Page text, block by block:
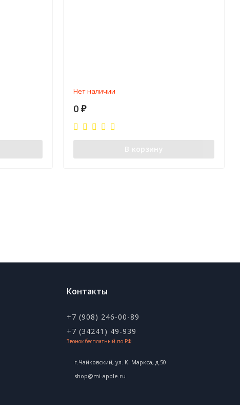
Нет наличии
0₽
В корзину
Контакты
+7 (908) 246-00-89
+7 (34241) 49-939
Звонок бесплатный по РФ
г.Чайковский, ул. К. Маркса, д.50
shop@mi-apple.ru